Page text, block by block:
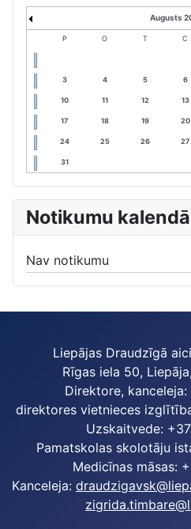
Augusts
P O T C
3 4 5 6
10 11 12 13
17 18 19 20
24 25 26 27
31
Notikumu
Nav notikumu
Liepājas Draudzīgā
Rīgas iela 50,
Direktore,
direktores vietnieces
Uzskaitvede:
Pamatskolas skolotāju
Medicīnas māsas:
Kanceleja: